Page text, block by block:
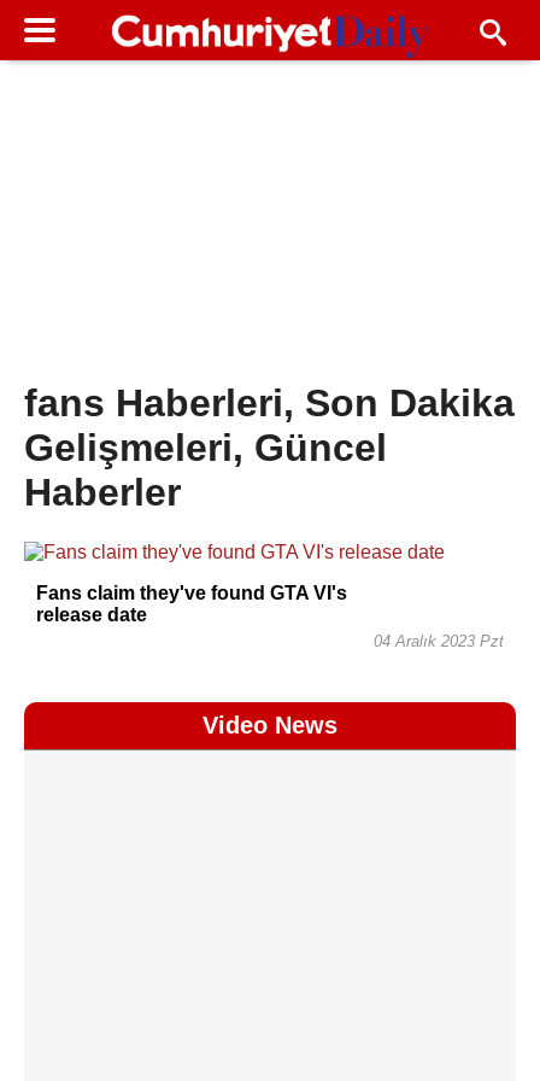
fans Haberleri, Son Dakika
Gelişmeleri, Güncel
Haberler
Fans claim they've found GTA VI's
release date
04 Aralık 2023 Pzt
Video News